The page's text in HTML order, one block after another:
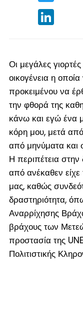
LinkedIn
Οι μεγάλες
οικογένεια η
προκειμένου να
την φθορά της
κάνω και εγώ ένα
κόρη μου, μετά
από μηνύματα και
Η περιπέτεια στην
από ανέκαθεν
μας, καθώς
δραστηριότητα,
Αναρρίχησης
βράχους των
προστασία της
Πολιτιστικής